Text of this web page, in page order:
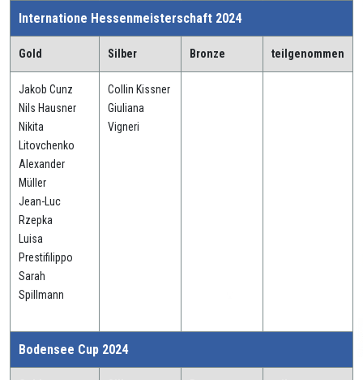
Internatione Hessenmeisterschaft 2024
Gold Silber Bronze teilgenommen
Jakob Cunz
Nils Hausner
Nikita
Litovchenko
Alexander
Müller
Jean-Luc
Rzepka
Luisa
Prestifilippo
Sarah
Spillmann
Collin Kissner
Giuliana
Vigneri
Bodensee Cup 2024